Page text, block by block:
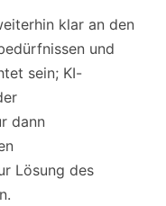
klar an den
und
sein; KI-
dann
Lösung des